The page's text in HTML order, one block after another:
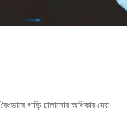
গাড়ি চালানোর অধিকার দেয়